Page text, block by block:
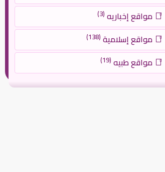
مواقع إخباريه (3)
مواقع إسلامية (138)
مواقع طبيه (19)